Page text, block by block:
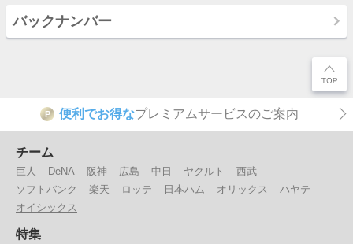
バックナンバー
P 便利でお得なプレミアムサービスのご案内
チーム
巨人 DeNA 阪神 広島 中日 ヤクルト
西武
ソフトバンク
楽天 ロッテ 日本ハム オリックス
ハヤテ
オイシックス
特集